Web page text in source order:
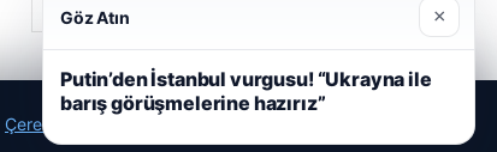
Çerez Politikamız
Göz Atın ×
Putin’den İstanbul vurgusu! “Ukrayna ile
barış görüşmelerine hazırız”